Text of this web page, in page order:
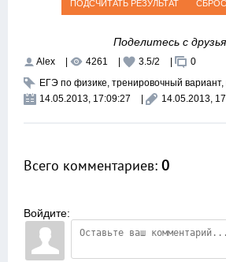
Поделитесь с
Alex 4261 3.5/2
0
ЕГЭ по физике, тренировочный вариант,
14.05.2013, 17:09:27
14.05.2013,
Всего комментариев: 0
Войдите: